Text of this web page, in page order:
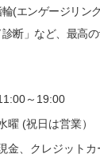
フェクトプロポーズリ
ヤモンドプロポーズ
ルブラウンゴールド
セプトシリーズ
(エンゲージリン
診断」など、最高
～19:00
曜 (祝日は営業）
金、クレジット